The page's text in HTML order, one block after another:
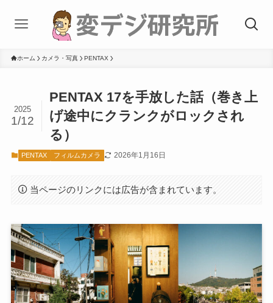
ホーム カメラ・写真 PENTAX
PENTAX 17を手放した話（巻き上
げ途中にクランクがロックされ
る）
2025
1/12
PENTAX フィルムカメラ 2026年1月16日
当ページのリンクには広告が含まれています。